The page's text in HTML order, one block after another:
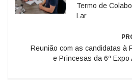
Termo de
Lar
Reunião com as candidatas à
e Princesas da 6ª Expo